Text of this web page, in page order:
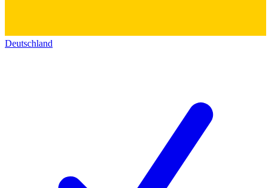
Deutschland